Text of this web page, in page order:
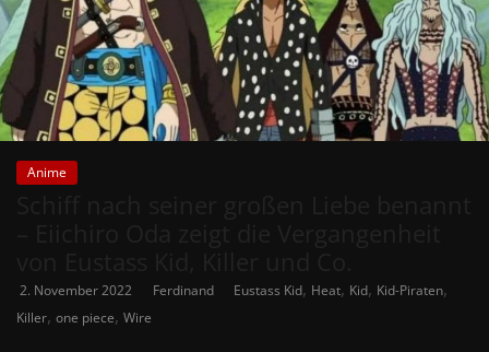
Anime
2. November 2022 Ferdinand Eustass Kid, Heat, Kid, Kid-Piraten,
Killer, one piece, Wire